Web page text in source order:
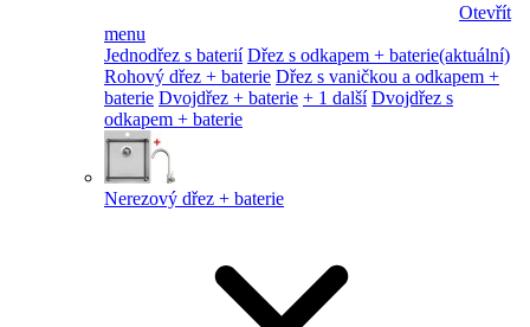
Otevřít
menu
Jednodřez s baterií Dřez s odkapem + baterie(aktuální)
Rohový dřez + baterie Dřez s vaničkou a odkapem +
baterie Dvojdřez + baterie + 1 další Dvojdřez s
odkapem + baterie
Nerezový dřez + baterie